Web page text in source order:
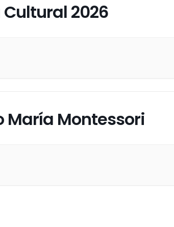
2026
María Montessori